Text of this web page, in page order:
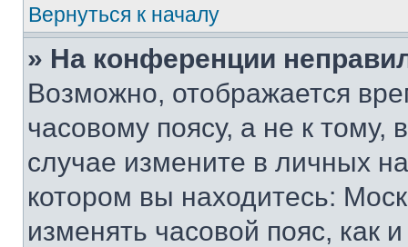
Вернуться к началу
» На конференции
Возможно, отображается
часовому поясу, а не к тому,
случае измените в личных
котором вы находитесь:
изменять часовой пояс, как